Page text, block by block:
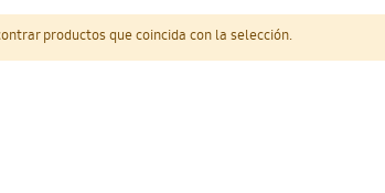
productos que coincida con la selección.